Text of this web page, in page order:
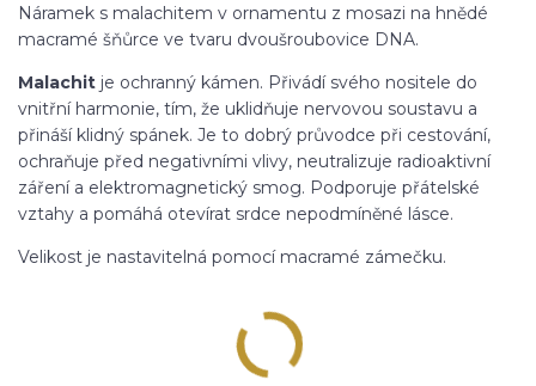
Náramek s malachitem v ornamentu z mosazi na hnědé
macramé šňůrce ve tvaru dvoušroubovice DNA.
Malachit je ochranný kámen. Přivádí svého nositele do
vnitřní harmonie, tím, že uklidňuje nervovou soustavu a
přináší klidný spánek. Je to dobrý průvodce při cestování,
ochraňuje před negativními vlivy, neutralizuje radioaktivní
záření a elektromagnetický smog. Podporuje přátelské
vztahy a pomáhá otevírat srdce nepodmíněné lásce.
Velikost je nastavitelná pomocí macramé zámečku.